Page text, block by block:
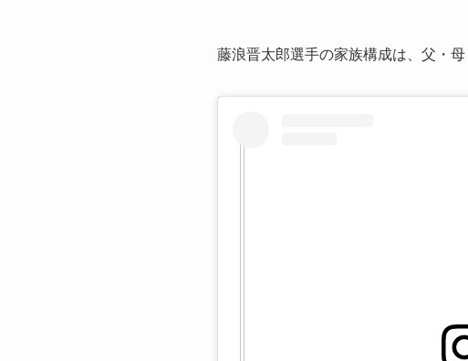
藤浪晋太郎選手の家族構成は、父・